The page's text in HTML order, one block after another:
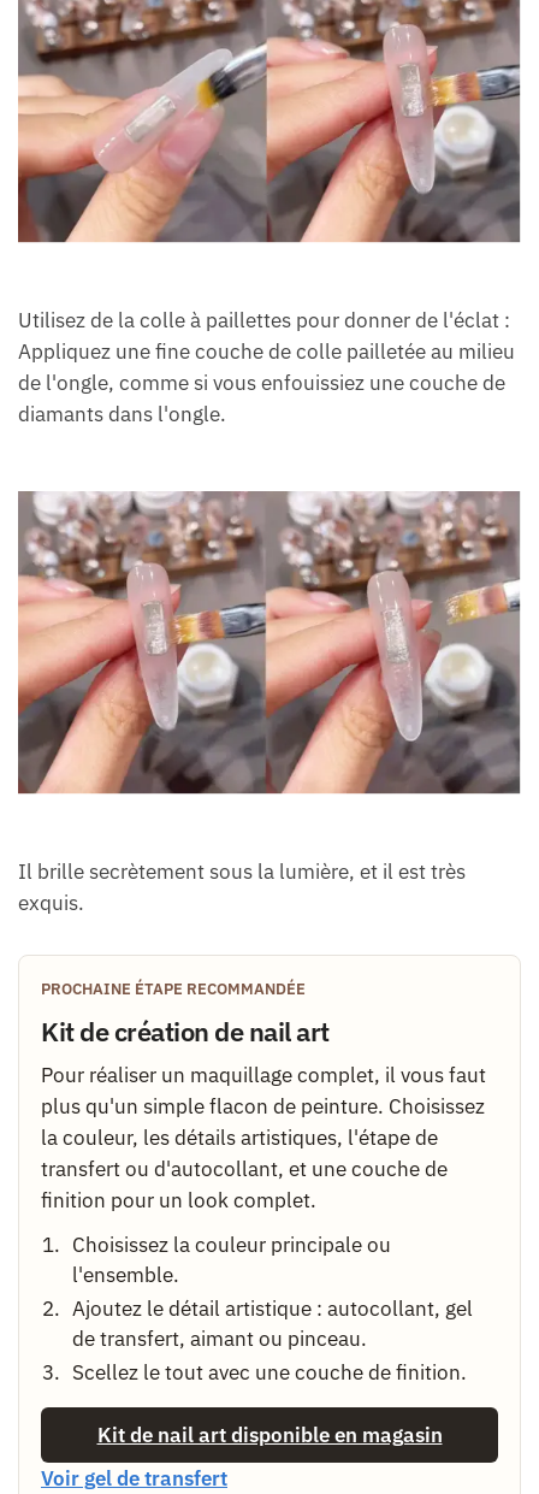
Utilisez de la colle à paillettes pour donner de l'éclat :
Appliquez une fine couche de colle pailletée au milieu
de l'ongle, comme si vous enfouissiez une couche de
diamants dans l'ongle.
Il brille secrètement sous la lumière, et il est très
exquis.
PROCHAINE ÉTAPE RECOMMANDÉE
Kit de création de nail art
Pour réaliser un maquillage complet, il vous faut
plus qu'un simple flacon de peinture. Choisissez
la couleur, les détails artistiques, l'étape de
transfert ou d'autocollant, et une couche de
finition pour un look complet.
Choisissez la couleur principale ou
l'ensemble.
Ajoutez le détail artistique : autocollant, gel
de transfert, aimant ou pinceau.
Scellez le tout avec une couche de finition.
Kit de nail art disponible en magasin
Voir gel de transfert